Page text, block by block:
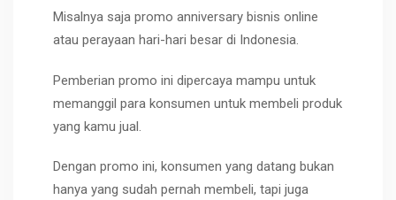
Misalnya saja promo anniversary bisnis online
atau perayaan hari-hari besar di Indonesia.
Pemberian promo ini dipercaya mampu untuk
memanggil para konsumen untuk membeli produk
yang kamu jual.
Dengan promo ini, konsumen yang datang bukan
hanya yang sudah pernah membeli, tapi juga